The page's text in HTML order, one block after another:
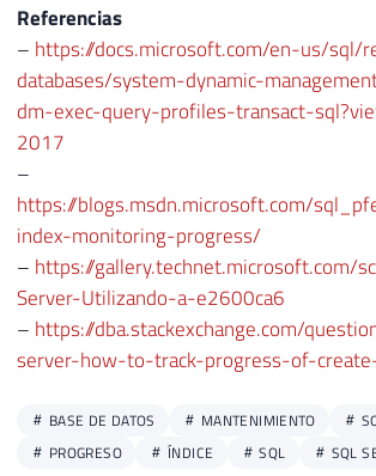
34
35
36
37
38
40
41
42
43
44
49
*,
( [Qt_Linhas_Total
( [
)
SELECT
    session_id
,
    start_time
,
text
[
Ds_Operador_Atual
Qt_Linhas_Total
Qt_Linhas_Restantes
CONVERT( DECIMAL , 2),
Referencias
– https://docs.microsoft.com/en-us/sql/
databases/system-dynamic-
dm-exec-query-profiles-transact-
2017
–
https://blogs.msdn.microsoft.com/
index-monitoring-progress/
– https://gallery.technet.microsoft.com/
Server-Utilizando-a-e2600ca6
– https://dba.stackexchange.com/
server-how-to-track-progress-of-
BASE DE DATOS MANTENIMIENTO
PROGRESO
ÍNDICE SQL SQL